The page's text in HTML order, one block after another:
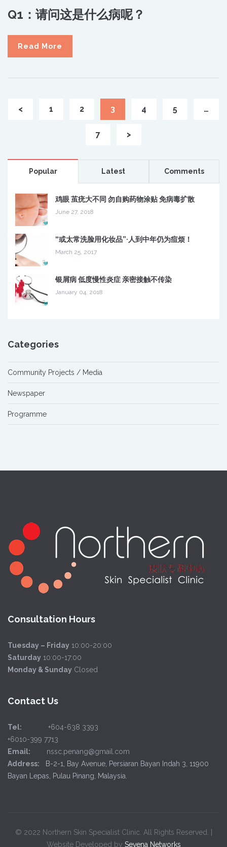
Q1：请问这是什么病呢？
Read More
< 1 2 3 4 5 …
7 >
Popular Latest Comments
鸡眼 茧疣大不同 勿自购药物涂贴 免病毒扩散
June 27, 2018
“或太常洗脸用化妆品”·人到中年仍为痘烦！
March 25, 2017
银屑病 低度慢性炎症 亲密接触不传染
January 04, 2018
Categories
Community Projects / Media
Newspaper
Programme
Consultation Hours
Tuesday – Friday 10:00-20:00
Saturday 10:00-17:00
Monday & Sunday Closed
Contact Us
Tel: +604-638 3393
+6010-399 7713
Email:
nssc.penang@gmail.com
Address:
B-2-1, Bay Avenue, Persiaran Bayan Indah 3, 11900
Bayan Lepas, Pulau Pinang, Malaysia.
© 2022 Northern Skin Specialist Clinic. All Rights Reserved. |
Website Developed by Sevena Networks